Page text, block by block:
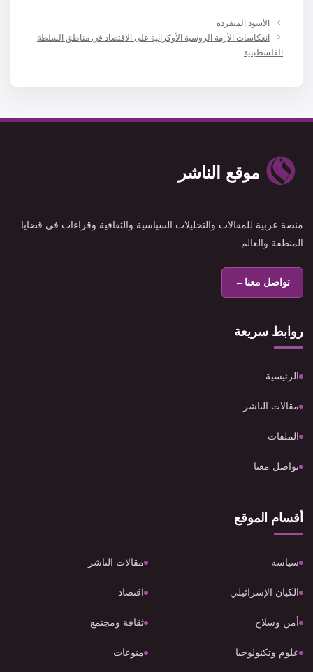
الأسود المنفردة
انعكاسات الأزمة الروسية الأوكرانية على الاقتصاد في مناطق السلطة
الفلسطينية
موقع الناشر
منصة عربية للمقالات والتحليلات السياسية والثقافية وقراءات في قضايا
المنطقة والعالم
تواصل معنا←
روابط سريعة
الرئيسية
مقالات الناشر
الملفات
تواصل معنا
أقسام الموقع
سياسة مقالات الناشر
الكيان الإسرائيلي اقتصاد
أمن وسلاح ثقافة ومجتمع
علوم وتكنولوجيا منوعات